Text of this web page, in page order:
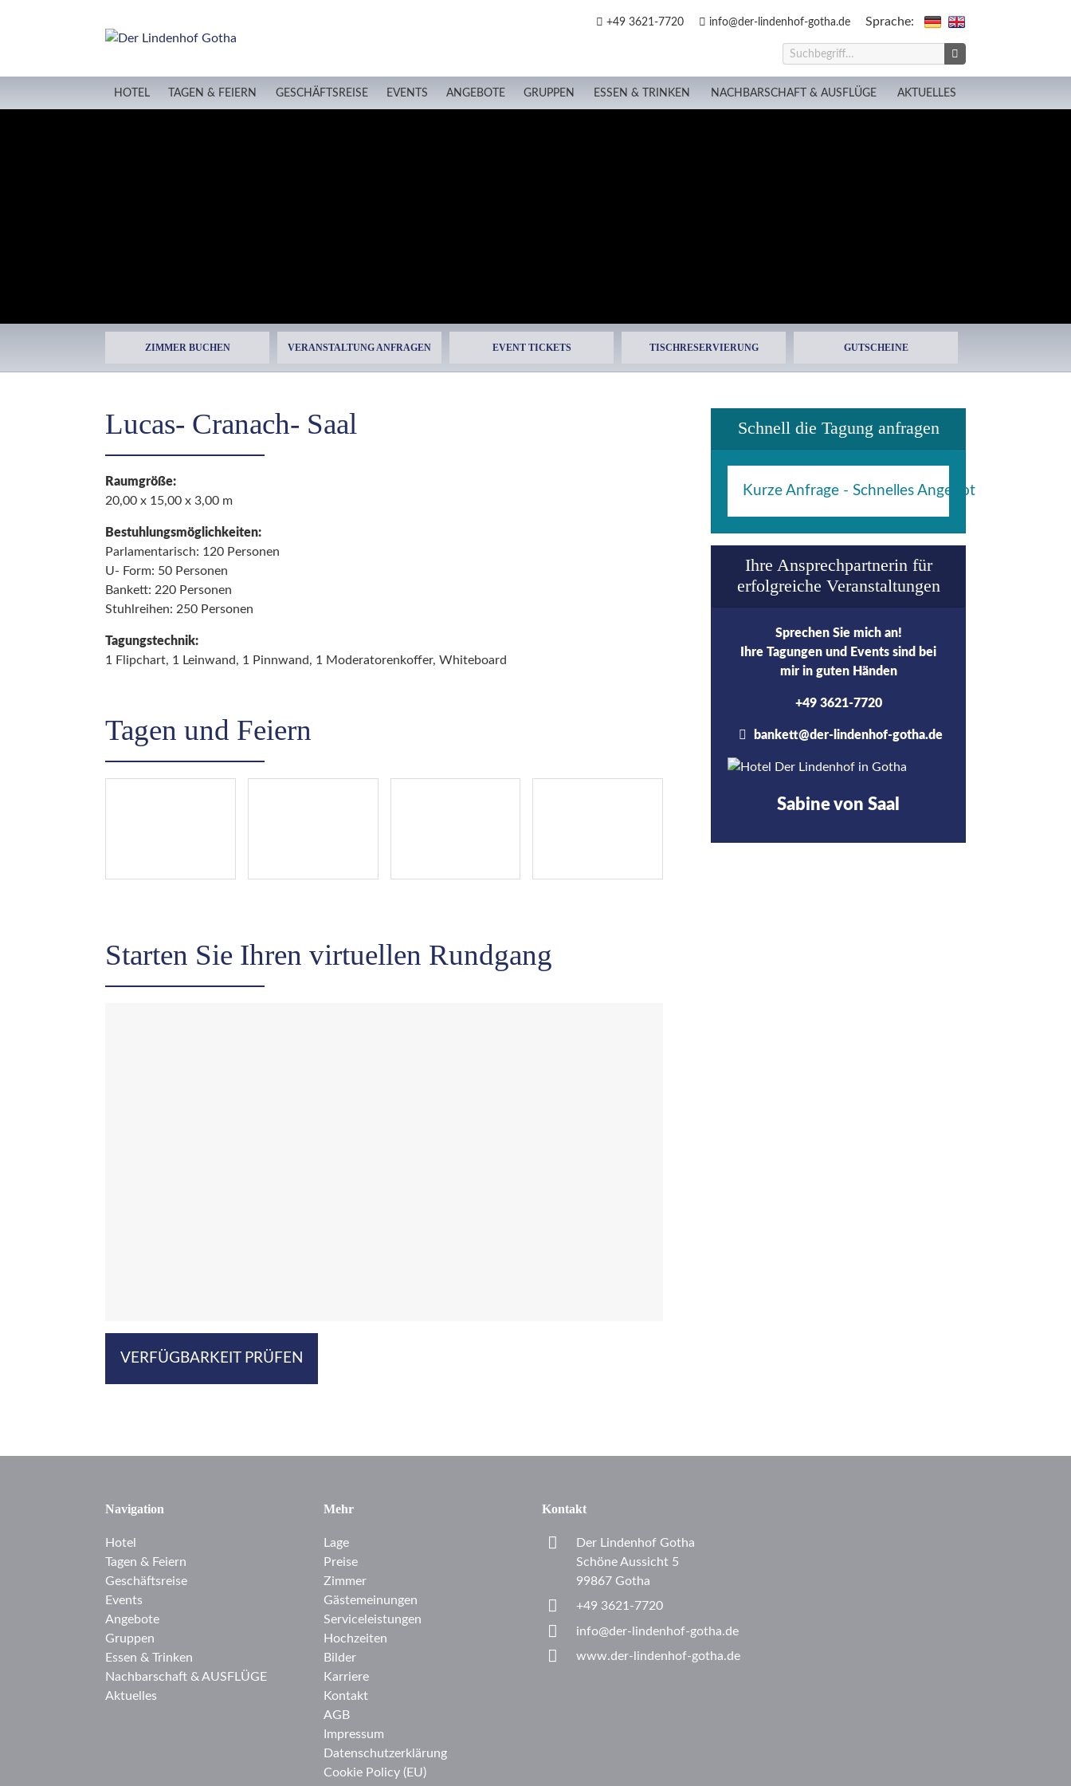
+49 3621-7720 info@der-lindenhof-gotha.de Sprache:
HOTEL TAGEN & FEIERN GESCHÄFTSREISE EVENTS ANGEBOTE GRUPPEN ESSEN & TRINKEN NACHBARSCHAFT & AUSFLÜGE AKTUELLES
ZIMMER BUCHEN VERANSTALTUNG ANFRAGEN EVENT TICKETS TISCHRESERVIERUNG GUTSCHEINE
Lucas- Cranach- Saal
Raumgröße:
20,00 x 15,00 x 3,00 m
Bestuhlungsmöglichkeiten:
Parlamentarisch: 120 Personen
U- Form: 50 Personen
Bankett: 220 Personen
Stuhlreihen: 250 Personen
Tagungstechnik:
1 Flipchart, 1 Leinwand, 1 Pinnwand, 1 Moderatorenkoffer, Whiteboard
Tagen und Feiern
Starten Sie Ihren virtuellen Rundgang
VERFÜGBARKEIT PRÜFEN
Schnell die Tagung anfragen
Kurze Anfrage - Schnelles Angebot
Ihre Ansprechpartnerin für
erfolgreiche Veranstaltungen
Sprechen Sie mich an!
Ihre Tagungen und Events sind bei
mir in guten Händen
+49 3621-7720
bankett@der-lindenhof-gotha.de
Sabine von Saal
Navigation
Hotel
Tagen & Feiern
Geschäftsreise
Events
Angebote
Gruppen
Essen & Trinken
Nachbarschaft & AUSFLÜGE
Aktuelles
Mehr
Lage
Preise
Zimmer
Gästemeinungen
Serviceleistungen
Hochzeiten
Bilder
Karriere
Kontakt
AGB
Impressum
Datenschutzerklärung
Cookie Policy (EU)
Kontakt
Der Lindenhof Gotha
Schöne Aussicht 5
99867 Gotha
+49 3621-7720
info@der-lindenhof-gotha.de
www.der-lindenhof-gotha.de